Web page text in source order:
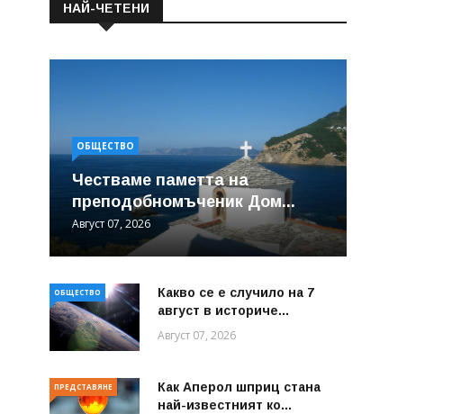
НАЙ-ЧЕТЕНИ
ОБЩЕСТВО
Честваме паметта на
преподобномъченик Дом...
Август 07, 2026
ОБЩЕСТВО
Какво се е случило на 7
август в историче...
Август 07, 2026
ПРЕДСТАВЯНЕ
Как Аперол шприц стана
най-известният ко...